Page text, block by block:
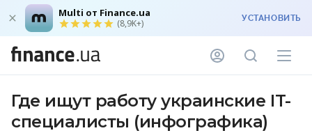
Multi от Finance.ua
(8,9K+) УСТАНОВИТЬ
Где ищут работу украинские IT-
специалисты (инфографика)